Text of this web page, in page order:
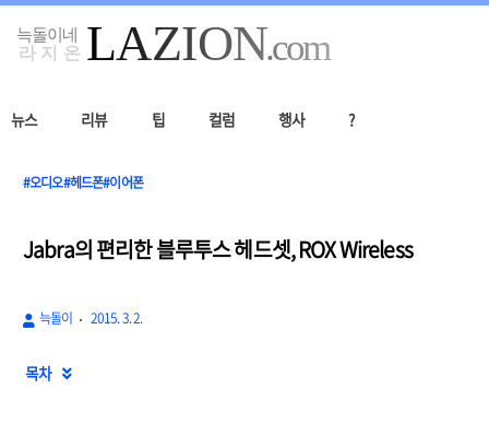
뉴스 리뷰 팁 컬럼 행사 ?
#오디오#헤드폰#이어폰
Jabra의 편리한 블루투스 헤드셋, ROX Wireless
늑돌이 2015. 3. 2.
목차 